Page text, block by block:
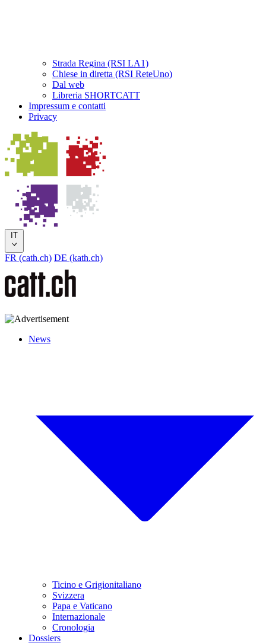
Strada Regina (RSI LA1)
Chiese in diretta (RSI ReteUno)
Dal web
Libreria SHORTCATT
Impressum e contatti
Privacy
IT
FR (cath.ch) DE (kath.ch)
News
Ticino e Grigionitaliano
Svizzera
Papa e Vaticano
Internazionale
Cronologia
Dossiers